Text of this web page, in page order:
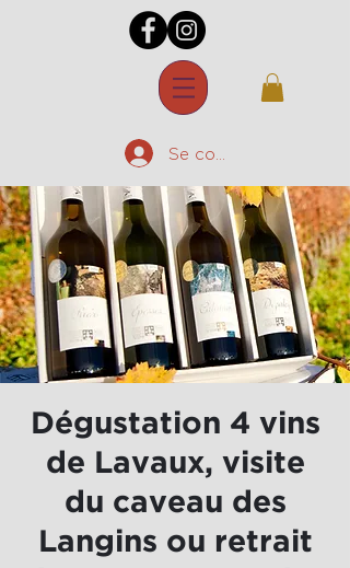
Se connecter
Dégustation 4 vins
de Lavaux, visite
du caveau des
Langins ou retrait